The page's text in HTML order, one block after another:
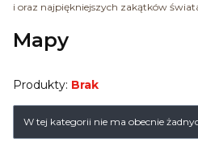
oraz najpiękniejszych zakątków
Mapy
Produkty: Brak
Lista produktów
W tej kategorii nie ma obecnie